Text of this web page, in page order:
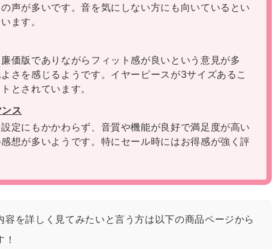
声が多いです。音を気にしない方にも向いているとい
ます。
価版でありながらフィット感が良いという意見が多
さを感じるようです。イヤーピースが3サイズあるこ
とされています。
ス
定にもかかわらず、音質や機能が良好で満足度が高い
想が多いようです。特にセール時にはお得感が強く評
容を詳しく見てみたいと言う方は以下の商品ページから